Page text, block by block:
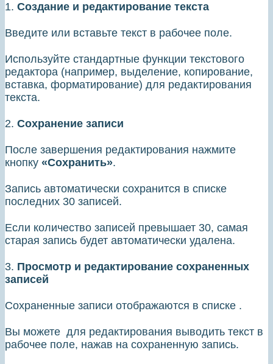
1. Создание и редактирование текста
Введите или вставьте текст в рабочее поле.
Используйте стандартные функции текстового
редактора (например, выделение, копирование,
вставка, форматирование) для редактирования
текста.
2. Сохранение записи
После завершения редактирования нажмите
кнопку «Сохранить».
Запись автоматически сохранится в списке
последних 30 записей.
Если количество записей превышает 30, самая
старая запись будет автоматически удалена.
3. Просмотр и редактирование сохраненных
записей
Сохраненные записи отображаются в списке .
Вы можете для редактирования выводить текст в
рабочее поле, нажав на сохраненную запись.